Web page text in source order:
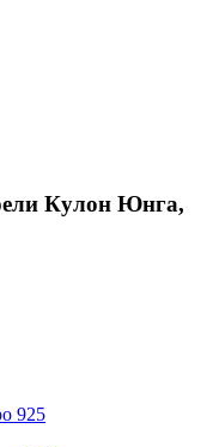
Кулон Юнга,